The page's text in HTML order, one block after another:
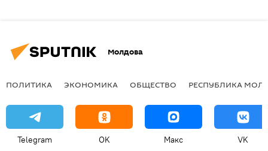
Молдова
ПОЛИТИКА ЭКОНОМИКА ОБЩЕСТВО РЕСПУБЛИКА
Telegram OK Макс VK